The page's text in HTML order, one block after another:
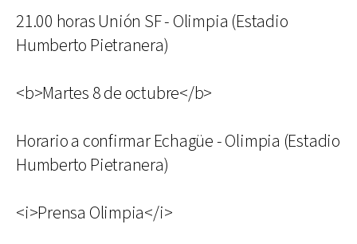
21.00 horas Unión SF - Olimpia (Estadio
Humberto Pietranera)
<b>Martes 8 de octubre</b>
Horario a confirmar Echagüe - Olimpia (Estadio
Humberto Pietranera)
<i>Prensa Olimpia</i>